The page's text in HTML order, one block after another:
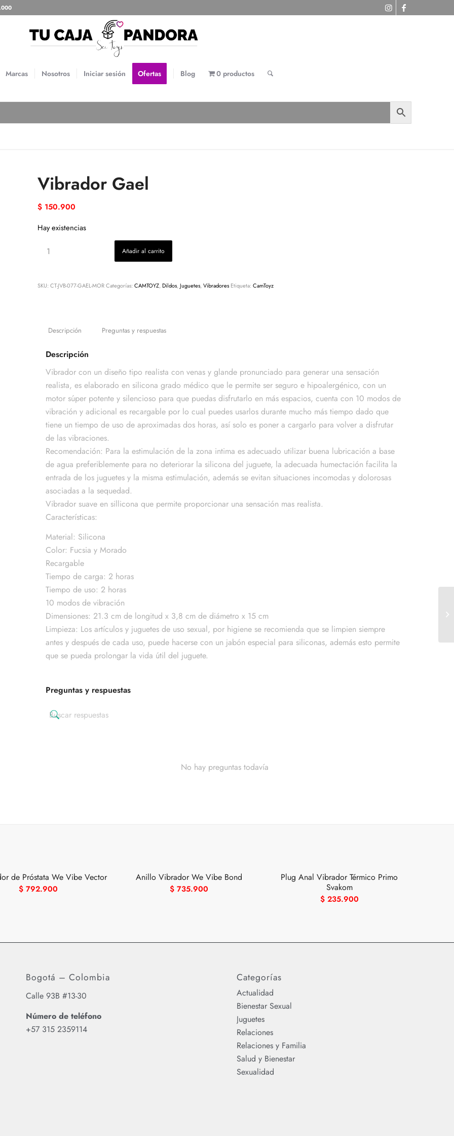
Marcas Nosotros Iniciar sesión Ofertas Blog 0 productos
Vibrador Gael
$150.900
Hay existencias
Añadir al carrito
SKU: CT-JVB-077-GAEL-MORCategorías: CAMTOYZ,Dildos,Juguetes,Vibradores Etiqueta: CamToyz
Descripción Preguntas y respuestas
Descripción
Vibrador con un diseño tipo realista con venas y glande pronunciado para generar una sensación
realista, es elaborado en silicona grado médico que le permite ser seguro e hipoalergénico, con un
motor súper potente y silencioso para que puedas disfrutarlo en más espacios, cuenta con 10 modos de
vibración y adicional es recargable por lo cual puedes usarlos durante mucho más tiempo dado que
tiene un tiempo de uso de aproximadas dos horas, así solo es poner a cargarlo para volver a disfrutar
de las vibraciones.
Recomendación: Para la estimulación de la zona intima es adecuado utilizar buena lubricación a base
de agua preferiblemente para no deteriorar la silicona del juguete, la adecuada humectación facilita la
entrada de los juguetes y la misma estimulación, además se evitan situaciones incomodas y dolorosas
asociadas a la sequedad.
Vibrador suave en sillicona que permite proporcionar una sensación mas realista.
Características:
Material: Silicona
Color: Fucsia y Morado
Recargable
Tiempo de carga: 2 horas
Tiempo de uso: 2 horas
10 modos de vibración
Dimensiones: 21.3 cm de longitud x 3,8 cm de diámetro x 15 cm
Limpieza: Los artículos y juguetes de uso sexual, por higiene se recomienda que se limpien siempre
antes y después de cada uso, puede hacerse con un jabón especial para siliconas, además esto permite
que se pueda prolongar la vida útil del juguete.
Preguntas y respuestas
No hay preguntas todavía
de Próstata We Vibe Vector
$792.900
Anillo Vibrador We Vibe Bond
$735.900
Plug Anal Vibrador Térmico Primo
Svakom
$235.900
Bogotá – Colombia
Calle 93B #13-30
Número de teléfono
‪+57 315 2359114‬
Categorías
Actualidad
Bienestar Sexual
Juguetes
Relaciones
Relaciones y Familia
Salud y Bienestar
Sexualidad